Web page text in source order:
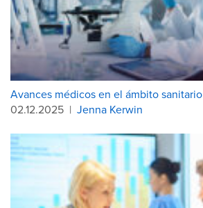
Avances médicos en el ámbito sanitario
02.12.2025 | Jenna Kerwin